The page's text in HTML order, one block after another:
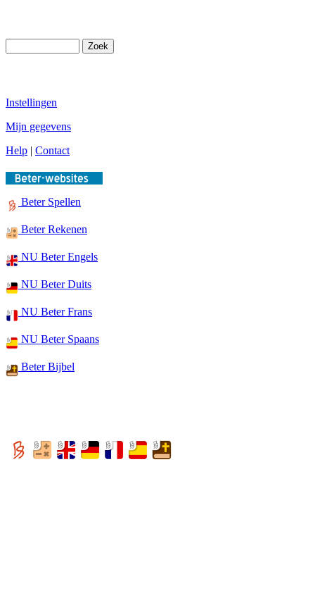
Instellingen
Mijn gegevens
Help | Contact
Beter Spellen
Beter Rekenen
NU Beter Engels
NU Beter Duits
NU Beter Frans
NU Beter Spaans
Beter Bijbel